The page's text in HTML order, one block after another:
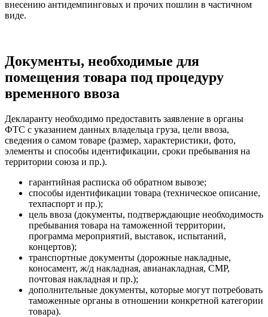
внесению антидемпинговых и прочих пошлин в частичном
виде.
Документы, необходимые для
помещения товара под процедуру
временного ввоза
Декларанту необходимо предоставить заявление в органы
ФТС с указанием данных владельца груза, цели ввоза,
сведения о самом товаре (размер, характеристики, фото,
элементы и способы идентификации, сроки пребывания на
территории союза и пр.).
гарантийная расписка об обратном вывозе;
способы идентификации товара (техническое описание,
техпаспорт и пр.);
цель ввоза (документы, подтверждающие необходимость
пребывания товара на таможенной территории,
программа мероприятий, выставок, испытаний,
концертов);
транспортные документы (дорожные накладные,
коносамент, ж/д накладная, авианакладная, СМР,
почтовая накладная и пр.);
дополнительные документы, которые могут потребовать
таможенные органы в отношении конкретной категории
товара).